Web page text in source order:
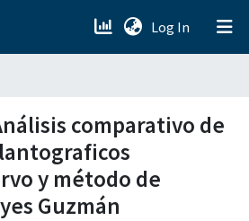
Log In (current)
comparativo de
y método de
Guzmán